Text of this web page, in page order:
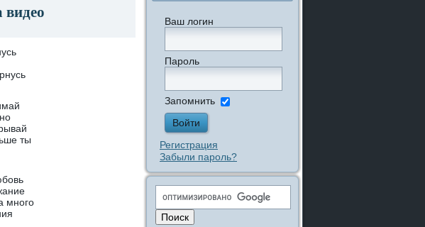
видео
ты
много
Ваш логин
Пароль
Запомнить
Регистрация
Забыли пароль?